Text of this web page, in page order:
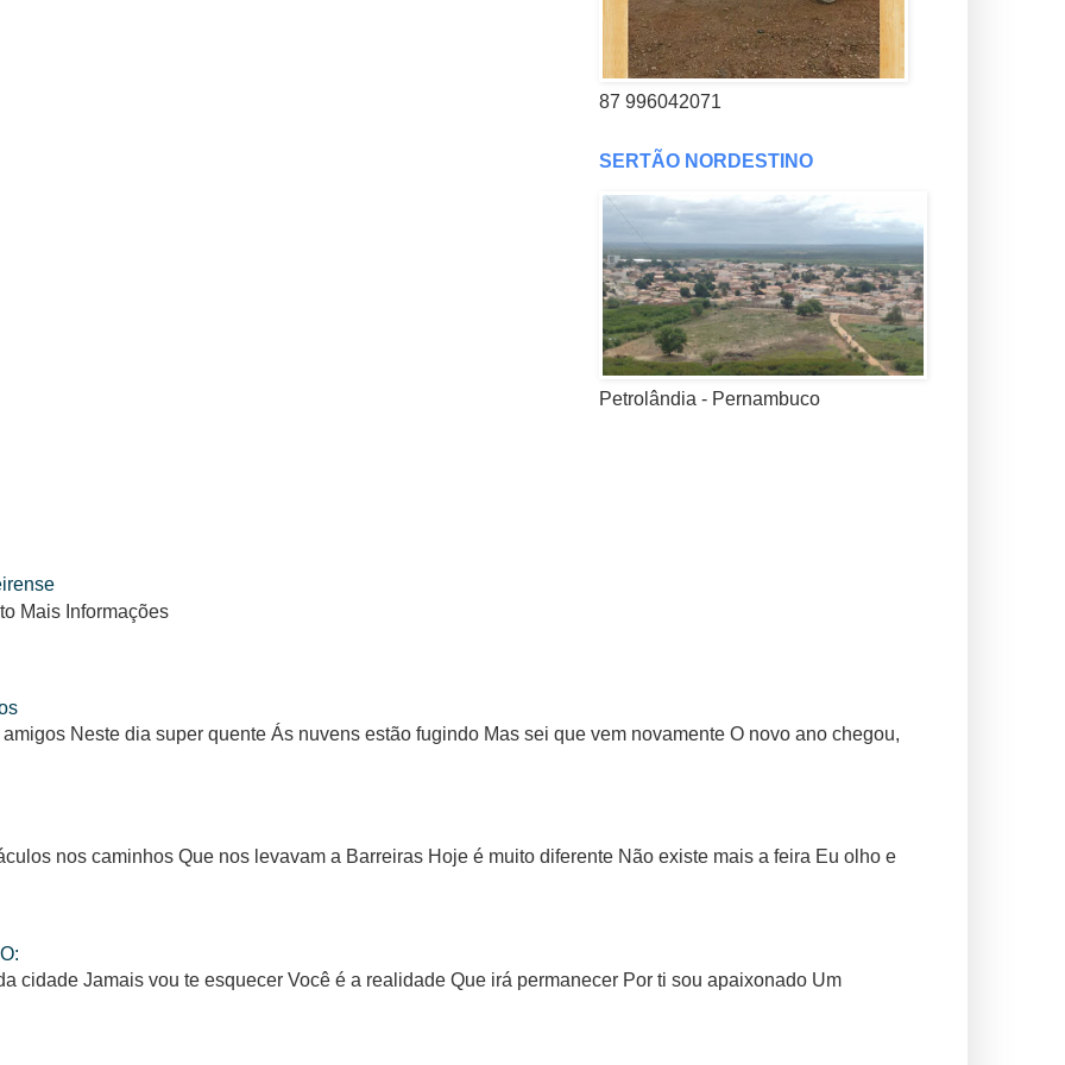
87 996042071
SERTÃO NORDESTINO
Petrolândia - Pernambuco
Mais Informações
Neste dia super quente Ás nuvens estão fugindo Mas sei que vem novamente O novo ano chegou,
nos caminhos Que nos levavam a Barreiras Hoje é muito diferente Não existe mais a feira Eu olho e
cidade Jamais vou te esquecer Você é a realidade Que irá permanecer Por ti sou apaixonado Um